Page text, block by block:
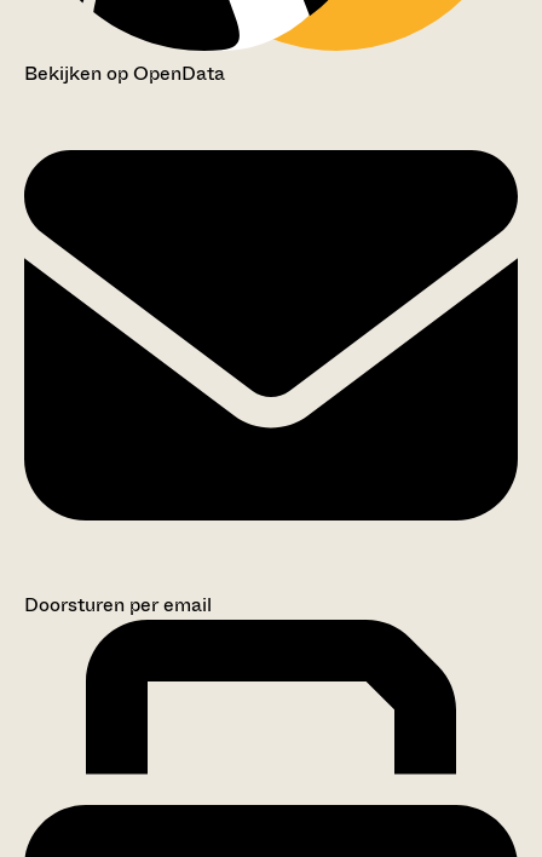
Bekijken op OpenData
Doorsturen per email